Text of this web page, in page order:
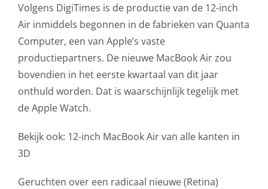
Office365
Glasvezelverbindingen
Microsoft software licenties
SLA overeenkomsten
Remote Help
WordPress SLA Contract
Volgens DigiTimes is de productie van de 12-inch
Air inmiddels begonnen in de fabrieken van Quanta
Computer, een van Apple’s vaste
productiepartners. De nieuwe MacBook Air zou
bovendien in het eerste kwartaal van dit jaar
onthuld worden. Dat is waarschijnlijk tegelijk met
de Apple Watch.
Bekijk ook: 12-inch MacBook Air van alle kanten in
3D
Geruchten over een radicaal nieuwe (Retina)